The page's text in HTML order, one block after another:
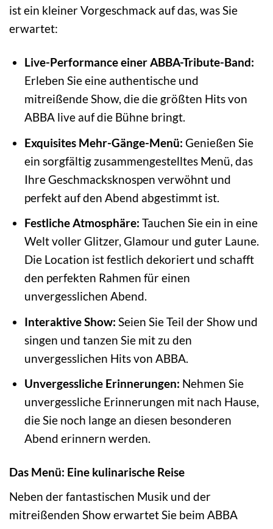
ist ein kleiner Vorgeschmack auf das, was Sie
erwartet:
Live-Performance einer ABBA-Tribute-Band:
Erleben Sie eine authentische und
mitreißende Show, die die größten Hits von
ABBA live auf die Bühne bringt.
Exquisites Mehr-Gänge-Menü: Genießen Sie
ein sorgfältig zusammengestelltes Menü, das
Ihre Geschmacksknospen verwöhnt und
perfekt auf den Abend abgestimmt ist.
Festliche Atmosphäre: Tauchen Sie ein in eine
Welt voller Glitzer, Glamour und guter Laune.
Die Location ist festlich dekoriert und schafft
den perfekten Rahmen für einen
unvergesslichen Abend.
Interaktive Show: Seien Sie Teil der Show und
singen und tanzen Sie mit zu den
unvergesslichen Hits von ABBA.
Unvergessliche Erinnerungen: Nehmen Sie
unvergessliche Erinnerungen mit nach Hause,
die Sie noch lange an diesen besonderen
Abend erinnern werden.
Das Menü: Eine kulinarische Reise
Neben der fantastischen Musik und der
mitreißenden Show erwartet Sie beim ABBA